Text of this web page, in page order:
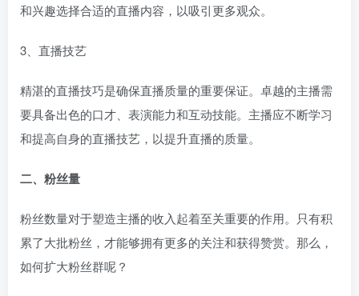
和兴趣选择合适的直播内容，以吸引更多观众。
3、直播技艺
精湛的直播技巧是确保直播质量的重要保证。卓越的主播需
要具备出色的口才、表演能力和互动技能。主播应不断学习
和提高自身的直播技艺，以提升直播的质量。
二、粉丝量
粉丝数量对于塑造主播的收入起着至关重要的作用。只有积
累了大批粉丝，才能够拥有更多的关注和获得赞赏。那么，
如何扩大粉丝群呢？